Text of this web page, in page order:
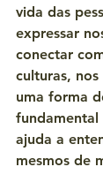
vida das
expressar
conectar
culturas,
uma forma
fundamental
ajuda a
mesmos de